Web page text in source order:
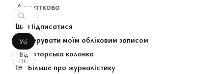
Усі
Від
DC
Додатково
Підписатися
Керувати моїм обліковим записом
Авторська колонка
Більше про журналістику